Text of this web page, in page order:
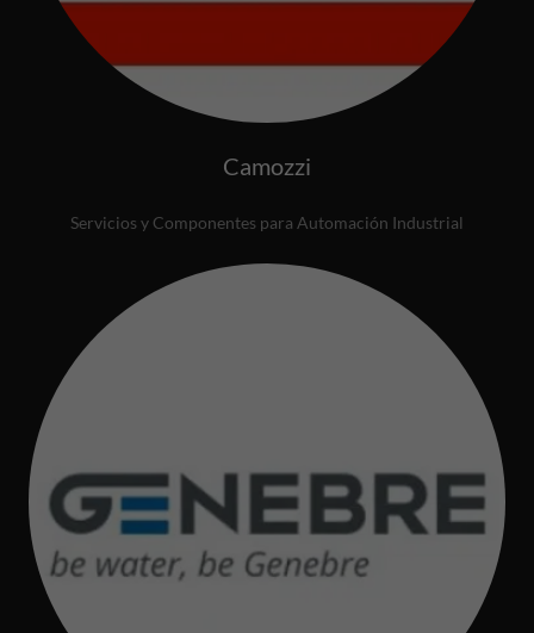
Camozzi
Servicios y Componentes para Automación Industrial